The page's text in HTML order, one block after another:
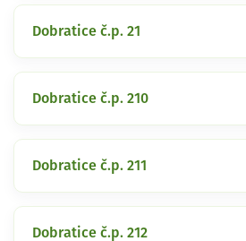
Dobratice č.p. 21
Dobratice č.p. 210
Dobratice č.p. 211
Dobratice č.p. 212